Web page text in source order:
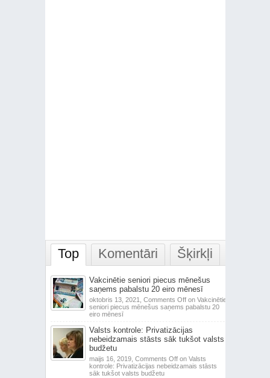
Top Komentāri Šķirkļi
Vakcinētie seniori piecus mēnešus
saņems pabalstu 20 eiro mēnesī
oktobris 13, 2021, Comments Offon Vakcinētie
seniori piecus mēnešus saņems pabalstu 20
eiro mēnesī
Valsts kontrole: Privatizācijas
nebeidzamais stāsts sāk tukšot valsts
budžetu
maijs 16, 2019, Comments Offon Valsts
kontrole: Privatizācijas nebeidzamais stāsts
sāk tukšot valsts budžetu